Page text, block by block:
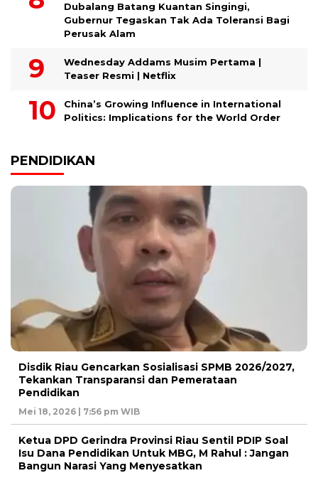
Dubalang Batang Kuantan Singingi,
Gubernur Tegaskan Tak Ada Toleransi Bagi
Perusak Alam
Wednesday Addams Musim Pertama |
Teaser Resmi | Netflix
China’s Growing Influence in International
Politics: Implications for the World Order
PENDIDIKAN
Disdik Riau Gencarkan Sosialisasi SPMB 2026/2027,
Tekankan Transparansi dan Pemerataan
Pendidikan
Mei 18, 2026 | 7:56 pm WIB
Ketua DPD Gerindra Provinsi Riau Sentil PDIP Soal
Isu Dana Pendidikan Untuk MBG, M Rahul : Jangan
Bangun Narasi Yang Menyesatkan